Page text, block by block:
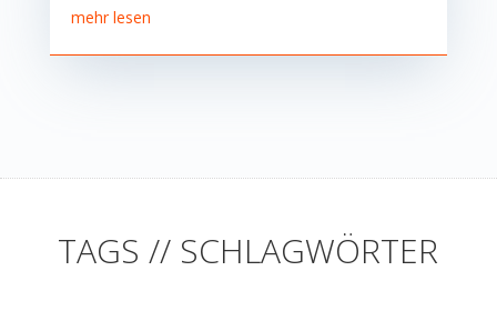
mehr lesen
TAGS // SCHLAGWÖRTER